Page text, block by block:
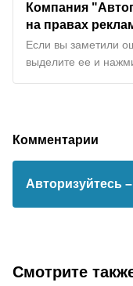
Компания
на правах
Если вы заметили
выделите ее и
Комментарии
Авторизуйтесь
Смотрите